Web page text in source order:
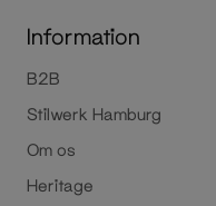
Information
B2B
Stilwerk Hamburg
Om os
Heritage